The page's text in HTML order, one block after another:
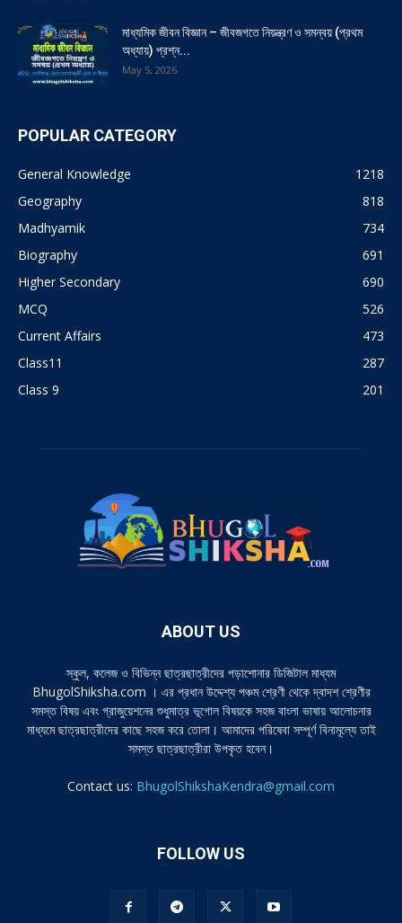
মাধ্যমিক জীবন বিজ্ঞান – জীবজগতে নিয়ন্ত্রণ ও সমন্বয় (প্রথম
অধ্যায়) প্রশ্ন...
May 5, 2026
POPULAR CATEGORY
General Knowledge
1218
Geography
818
Madhyamik
734
Biography
691
Higher Secondary
690
MCQ
526
Current Affairs
473
Class11
287
Class 9
201
ABOUT US
স্কুল, কলেজ ও বিভিন্ন ছাত্রছাত্রীদের পড়াশোনার ডিজিটাল মাধ্যম
BhugolShiksha.com । এর প্রধান উদ্দেশ্য পঞ্চম শ্রেণী থেকে দ্বাদশ শ্রেণীর
সমস্ত বিষয় এবং গ্রাজুয়েশনের শুধুমাত্র ভূগোল বিষয়কে সহজ বাংলা ভাষায় আলোচনার
মাধ্যমে ছাত্রছাত্রীদের কাছে সহজ করে তোলা। আমাদের পরিষেবা সম্পূর্ণ বিনামূল্যে তাই
সমস্ত ছাত্রছাত্রীরা উপকৃত হবেন।
Contact us: BhugolShikshaKendra@gmail.com
FOLLOW US